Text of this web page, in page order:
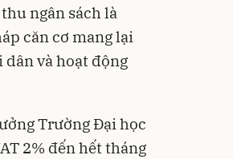
ngân sách là
căn cơ mang lại
và hoạt động
Trường Đại học
2% đến hết tháng